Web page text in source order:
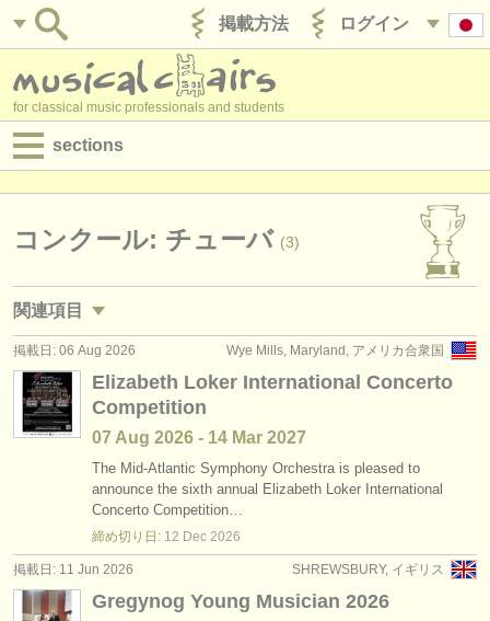
ログイン
掲載方法
for classical music professionals and students
sections
求人情報 (演奏関係の職)
求人情報 (管理者関連の職)
degree courses
講習会
コンクール
楽器の販売
盗まれた楽器
ディレクトリー:
コンクール: チューバ (3)
関連項目
求人情報 (演奏関係の職): チューバ (4)
求人情報 (教育関連の職): チューバ
degree courses: serpent/ophicleide
degree courses: チューバ (9)
盗まれた楽器: チューバ (2)
Wye Mills, Maryland, アメリカ合衆国
掲載日: 06 Aug 2026
Elizabeth Loker International Concerto
Competition
07 Aug 2026 - 14 Mar 2027
The Mid-Atlantic Symphony Orchestra is pleased to
announce the sixth annual Elizabeth Loker International
Concerto Competition…
締め切り日: 12 Dec 2026
SHREWSBURY, イギリス
掲載日: 11 Jun 2026
Gregynog Young Musician 2026